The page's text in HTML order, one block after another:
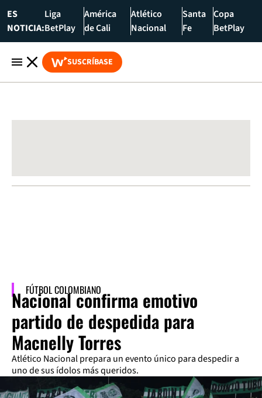
ES
NOTICIA:
Liga
BetPlay
América
de Cali
Atlético
Nacional
Santa
Fe
Copa
BetPlay
SUSCRÍBASE
FÚTBOL COLOMBIANO
Nacional confirma emotivo
partido de despedida para
Macnelly Torres
Atlético Nacional prepara un evento único para despedir a
uno de sus ídolos más queridos.